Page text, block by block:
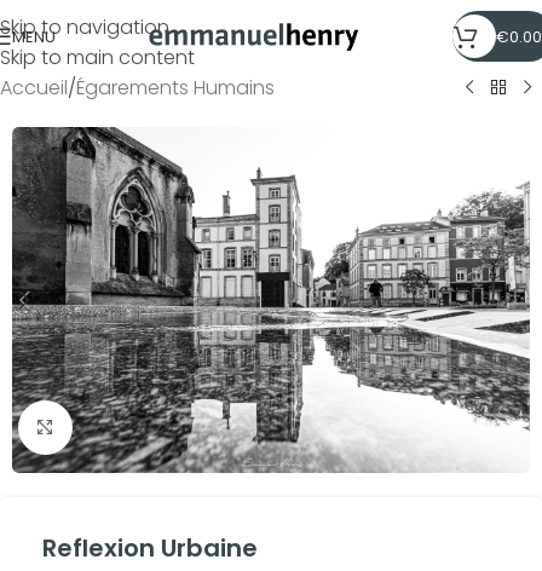
Skip to navigation
Skip to main content
MENU €0.00
Accueil/Égarements Humains
Click to enlarge
Reflexion Urbaine